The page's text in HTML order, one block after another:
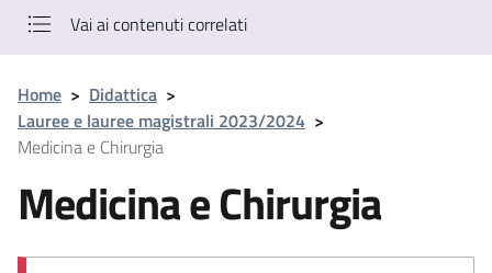
Vai ai contenuti correlati
Home > Didattica >
Lauree e lauree magistrali 2023/2024 >
Medicina e Chirurgia
Medicina e Chirurgia